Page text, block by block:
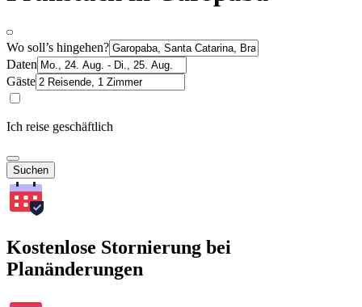
Wo soll’s hingehen?
Daten
Gäste
Ich reise geschäftlich
Suchen
Kostenlose Stornierung bei
Planänderungen